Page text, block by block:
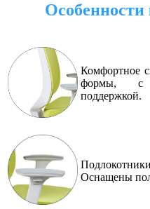
Комфортное
формы, с
поддержкой.
Оснащены